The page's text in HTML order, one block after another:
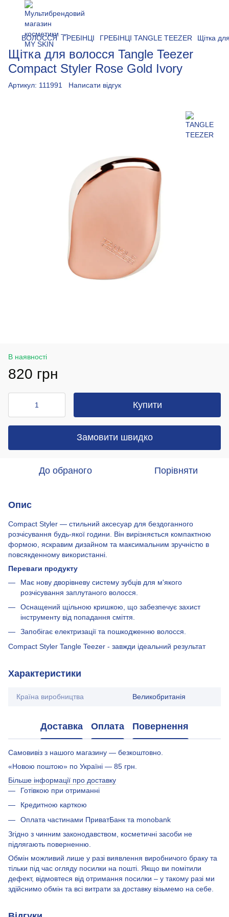
ВОЛОССЯ ГРЕБІНЦІ ГРЕБІНЦІ TANGLE TEEZER Щітка
Щітка для волосся Tangle Teezer
Compact Styler Rose Gold Ivory
Артикул: 111991 Написати відгук
В наявності
820 грн
Купити
Замовити швидко
До обраного Порівняти
Опис
Compact Styler — стильний аксесуар для бездоганного
розчісування будь-якої години. Він вирізняється компактною
формою, яскравим дизайном та максимальним зручністю в
повсякденному використанні.
Переваги продукту
Має нову дворівневу систему зубців для м'якого
розчісування заплутаного волосся.
Оснащений щільною кришкою, що забезпечує захист
інструменту від попадання сміття.
Запобігає електризації та пошкодженню волосся.
Compact Styler Tangle Teezer - завжди ідеальний результат
Характеристики
Країна виробництва Великобританія
Доставка Оплата Повернення
Самовивіз з нашого магазину — безкоштовно.
«Новою поштою» по Україні — 85 грн.
Більше інформації про доставку
Готівкою при отриманні
Кредитною карткою
Оплата частинами ПриватБанк та monobank
Згідно з чинним законодавством, косметичні засоби не
підлягають поверненню.
Обмін можливий лише у разі виявлення виробничого браку та
тільки під час огляду посилки на пошті. Якщо ви помітили
дефект, відмовтеся від отримання посилки – у такому разі ми
здійснимо обмін та всі витрати за доставку візьмемо на себе.